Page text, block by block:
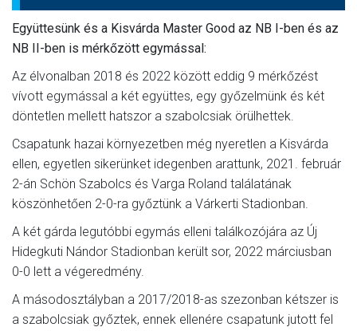
Együttesünk és a Kisvárda Master Good az NB I-ben és az
NB II-ben is mérkőzött egymással:
Az élvonalban 2018 és 2022 között eddig 9 mérkőzést
vívott egymással a két együttes, egy győzelmünk és két
döntetlen mellett hatszor a szabolcsiak örülhettek.
Csapatunk hazai környezetben még nyeretlen a Kisvárda
ellen, egyetlen sikerünket idegenben arattunk, 2021. február
2-án Schön Szabolcs és Varga Roland találatának
köszönhetően 2-0-ra győztünk a Várkerti Stadionban.
A két gárda legutóbbi egymás elleni találkozójára az Új
Hidegkuti Nándor Stadionban került sor, 2022 márciusban
0-0 lett a végeredmény.
A másodosztályban a 2017/2018-as szezonban kétszer is
a szabolcsiak győztek, ennek ellenére csapatunk jutott fel